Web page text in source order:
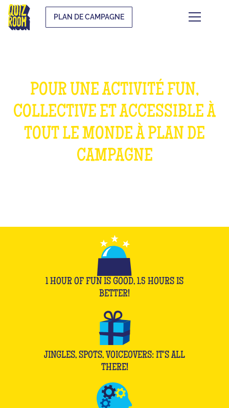
PLAN DE CAMPAGNE
POUR UNE ACTIVITÉ FUN,
COLLECTIVE ET ACCESSIBLE À
TOUT LE MONDE À PLAN DE
CAMPAGNE
1 HOUR OF FUN IS GOOD, 1.5 HOURS IS
BETTER!
JINGLES, SPOTS, VOICEOVERS: IT'S ALL
THERE!